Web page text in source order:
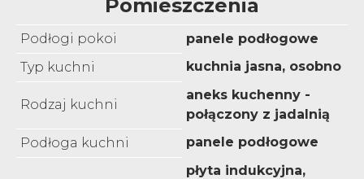
Pomieszczenia
Podłogi pokoi
panele podłogowe
Typ kuchni
kuchnia jasna, osobno
Rodzaj kuchni
aneks kuchenny -
połączony z jadalnią
Podłoga kuchni
panele podłogowe
płyta indukcyjna,